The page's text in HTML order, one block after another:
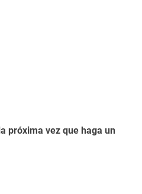
próxima vez que haga un